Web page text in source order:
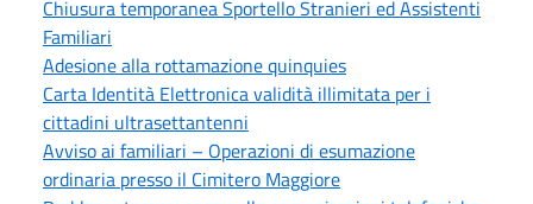
Chiusura temporanea Sportello Stranieri ed Assistenti
Familiari
Adesione alla rottamazione quinquies
Carta Identità Elettronica validità illimitata per i
cittadini ultrasettantenni
Avviso ai familiari – Operazioni di esumazione
ordinaria presso il Cimitero Maggiore